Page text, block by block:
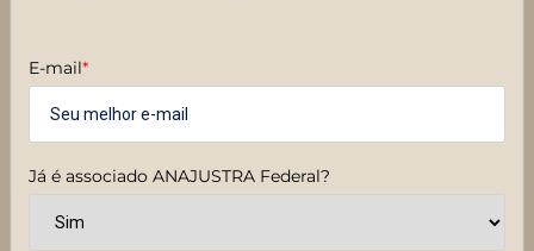
E-mail*
Já é associado ANAJUSTRA Federal?